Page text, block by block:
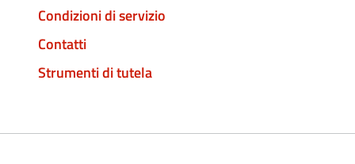
Condizioni di servizio
Contatti
Strumenti di tutela